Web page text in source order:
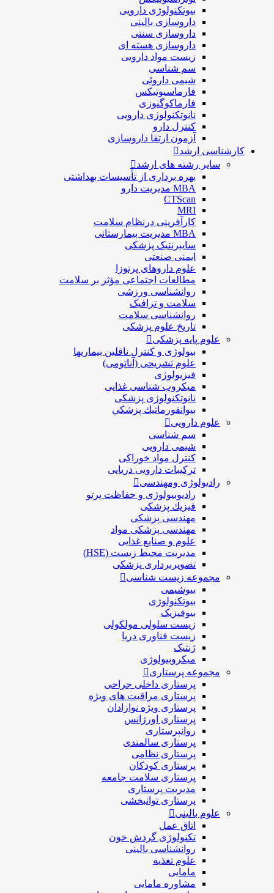
بيوتكنولوژی دارویی
داروسازی بالينی
داروسازی سنتی
داروسازی هسته ای
زیست مواد دارویی
سم شناسی
شيمی داروئی
فارماسيوتيكس
فارماكوگنوزی
نانوتکنولوژی دارویی
كنترل دارو
آزمون ارتقا داروسازی
کارشناسی ارشد
سایر رشته های ارشد
بهره برداری از تأسیسات بهداشتی
MBA مدیریت دارو
CTScan
MRI
کارآفرینی درنظام سلامت
MBA مدیریت بیمارستانی
سایبرنتیک پزشکی
ایمنی صنعتی
علوم داروهای پرتوزا
مطالعات اجتماعی مؤثر بر سلامت
روانشناسی ورزشی
سلامت و ترافیک
روانشناسی سلامت
تاریخ علوم پزشکی
علوم پایه پزشکی
بیولوژی و کنترل ناقلین بیماریها
علوم تشریحی (آناتومی)
فیزیولوژی
ميكروب شناسی غذایی
نانوتکنولوژی پزشکی
بيوانفورماتيك پزشكي
علوم دارویی
سم شناسی
شیمی دارویی
کنترل مواد خوراکی
ترکیبات دارویی دریایی
رادیولوژی ومهندسی
رادیوبیولوژی و حفاظت پرتو
فيزيك پزشکی
مهندسی پزشکی
مهندسی پزشکی مواد
علوم و صنايع غذایی
مدیریت محیط زیست (HSE)
تصویربرداری پزشکی
مجموعه زیست شناسی
بیوشیمی
بیوتکنولوژی
بیوفیزیک
زیست سلولی مولکولی
زیست فناوری دریا
ژنتیک
میکروبیولوژی
مجموعه پرستاری
پرستاری داخلی جراحی
پرستاری مراقبت های ويژه
پرستاری ويژه نوازادان
پرستاری اورژانس
روانپرستاری
پرستاری سالمندی
پرستاری نظامی
پرستاری کودکان
پرستاری سلامت جامعه
مدیریت پرستاری
پرستاری توانبخشی
علوم بالینی
اتاق عمل
تکنولوژی گردش خون
روانشناسی بالینی
علوم تغذیه
مامایی
مشاوره مامایی